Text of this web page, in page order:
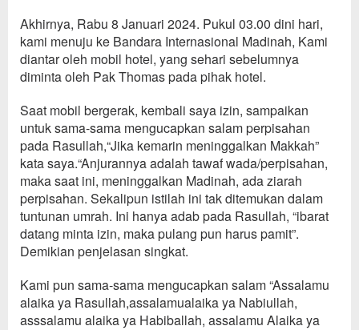
Akhirnya, Rabu 8 Januari 2024. Pukul 03.00 dini hari,
kami menuju ke Bandara Internasional Madinah, Kami
diantar oleh mobil hotel, yang sehari sebelumnya
diminta oleh Pak Thomaspada pihak hotel.
Saat mobil bergerak, kembali saya izin, sampaikan
untuk sama-sama mengucapkan salam perpisahan
pada Rasullah,“Jika kemarin meninggalkan Makkah”
kata saya.“Anjurannyaadalah tawafwada/perpisahan,
maka saat ini, meninggalkan Madinah, adaziarah
perpisahan. Sekalipun istilah ini tak ditemukan dalam
tuntunan umrah. Ini hanya adabpada Rasullah, “ibarat
datang minta izin, maka pulang pun harus pamit”.
Demikian penjelasan singkat.
Kami pun sama-sama mengucapkan salam“Assalamu
alaika ya Rasullah,assalamualaika ya Nabiullah,
asssalamu alaika ya Habiballah, assalamu Alaika ya